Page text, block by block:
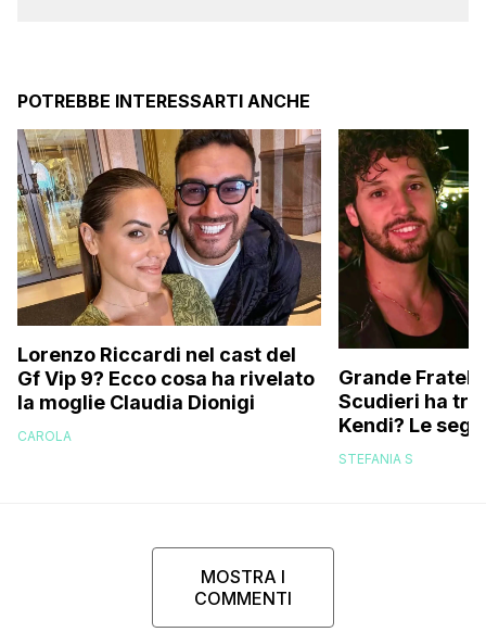
POTREBBE INTERESSARTI ANCHE
Lorenzo Riccardi nel cast del
Gf Vip 9? Ecco cosa ha rivelato
la moglie Claudia Dionigi
CAROLA
Grande
Scudieri ha
Kendi? Le
replica dell’ex
STEFANIA S
MOSTRA I
COMMENTI